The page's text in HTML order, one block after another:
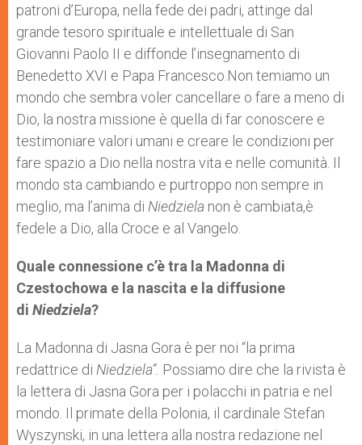
patroni d’Europa, nella fede dei padri, attinge dal
grande tesoro spirituale e intellettuale di San
Giovanni Paolo II e diffonde l’insegnamento di
Benedetto XVI e Papa Francesco.Non temiamo un
mondo che sembra voler cancellare o fare a meno di
Dio, la nostra missione è quella di far conoscere e
testimoniare valori umani e creare le condizioni per
fare spazio a Dio nella nostra vita e nelle comunità. Il
mondo sta cambiando e purtroppo non sempre in
meglio, ma l’anima di Niedziela non è cambiata,è
fedele a Dio, alla Croce e al Vangelo.
Quale connessione c’è tra la Madonna di
Czestochowa e la nascita e la diffusione
di Niedziela?
La Madonna di Jasna Gora è per noi “la prima
redattrice di Niedziela”. Possiamo dire che la rivista è
la lettera di Jasna Gora per i polacchi in patria e nel
mondo. Il primate della Polonia, il cardinale Stefan
Wyszynski, in una lettera alla nostra redazione nel